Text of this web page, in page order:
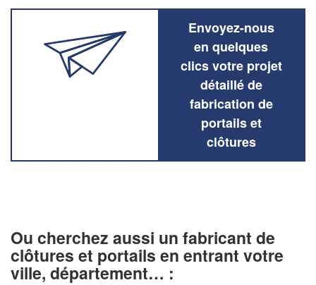
Envoyez-nous
en quelques
clics votre projet
détaillé de
fabrication de
portails et
clôtures
Ou cherchez aussi un fabricant de
clôtures et portails en entrant votre
ville, département… :